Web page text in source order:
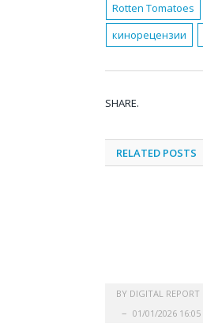
Rotten Tomatoes
кинорецензии
SHARE.
RELATED POSTS
BY DIGITAL REPORT
01/01/2026 16:05